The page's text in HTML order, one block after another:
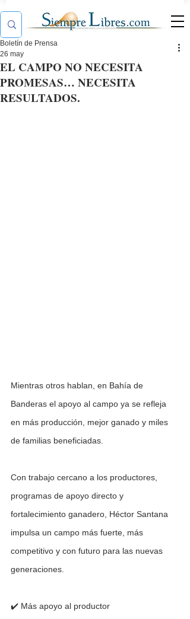
EL CAMPO NO NECESITA
PROMESAS… NECESITA
RESULTADOS.
Boletín de Prensa
26 may
Mientras otros hablan, en Bahía de
Banderas el apoyo al campo ya se refleja
en más producción, mejor ganado y miles
de familias beneficiadas.
Con trabajo cercano a los productores,
programas de apoyo directo y
fortalecimiento ganadero, Héctor Santana
impulsa un campo más fuerte, más
competitivo y con futuro para las nuevas
generaciones.
✔️ Más apoyo al productor